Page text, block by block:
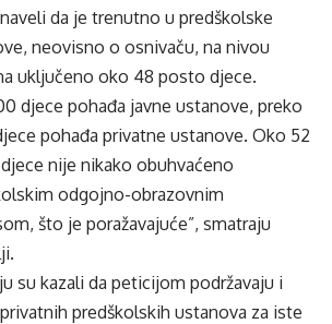
naveli da je trenutno u predškolske
neovisno o osnivaču, na nivou
uključeno oko 48 posto djece.
djece pohađa javne ustanove, preko
pohađa privatne ustanove. Oko 52
nije nikako obuhvaćeno
odgojno-obrazovnim
što je poražavajuće”, smatraju
su kazali da peticijom podržavaju i
predškolskih ustanova za iste